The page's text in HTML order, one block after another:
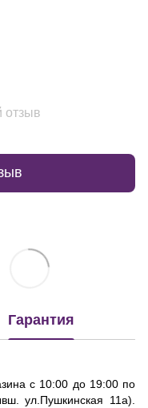
отзыв
Гарантия
с 10:00 до 19:00 по
ул.Пушкинская 11а)